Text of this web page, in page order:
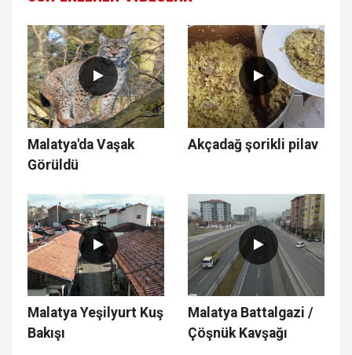
Malatya'da Vaşak
Görüldü
Akçadağ şorikli pilav
Malatya Yeşilyurt Kuş
Bakışı
Malatya Battalgazi /
Çöşnük Kavşağı